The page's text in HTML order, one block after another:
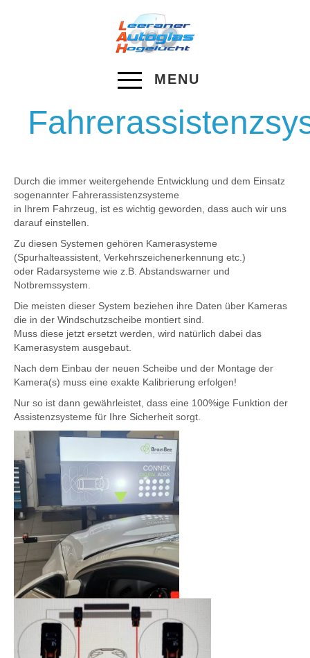
MENU
Durch die immer weitergehende Entwicklung und dem Einsatz
sogenannter Fahrerassistenzsysteme
in Ihrem Fahrzeug, ist es wichtig geworden, dass auch wir uns
darauf einstellen.
Zu diesen Systemen gehören Kamerasysteme
(Spurhalteassistent, Verkehrszeichenerkennung etc.)
oder Radarsysteme wie z.B. Abstandswarner und
Notbremssystem.
Die meisten dieser System beziehen ihre Daten über Kameras
die in der Windschutzscheibe montiert sind.
Muss diese jetzt ersetzt werden, wird natürlich dabei das
Kamerasystem ausgebaut.
Nach dem Einbau der neuen Scheibe und der Montage der
Kamera(s) muss eine exakte Kalibrierung erfolgen!
Nur so ist dann gewährleistet, dass eine 100%ige Funktion der
Assistenzsysteme für Ihre Sicherheit sorgt.